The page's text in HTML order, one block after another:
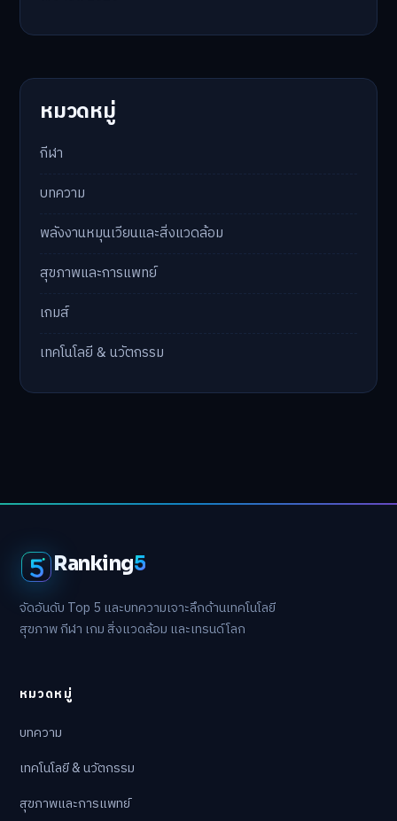
หมวดหมู่
กีฬา
บทความ
พลังงานหมุนเวียนและสิ่งแวดล้อม
สุขภาพและการแพทย์
เกมส์
เทคโนโลยี & นวัตกรรม
Ranking5
จัดอันดับ Top 5 และบทความเจาะลึกด้านเทคโนโลยี
สุขภาพ กีฬา เกม สิ่งแวดล้อม และเทรนด์โลก
หมวดหมู่
บทความ
เทคโนโลยี & นวัตกรรม
สุขภาพและการแพทย์